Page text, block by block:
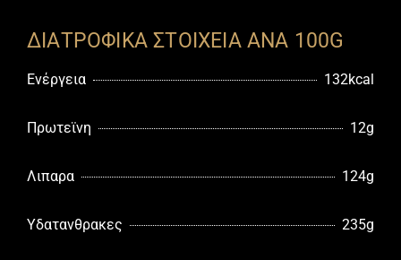
ΔΙΑΤΡΟΦΙΚΑ ΣΤΟΙΧΕΙΑ ΑΝΑ 100G
Ενέργεια 132kcal
Πρωτεϊνη 12g
Λιπαρα 124g
Υδατανθρακες 235g